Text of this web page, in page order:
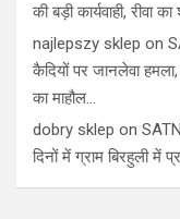
की बड़ी कार्यवाही, रीवा
najlepszy sklep on
कैदियों पर जानलेवा
का माहौल…
dobry sklep on
दिनों में ग्राम बिरहुली में